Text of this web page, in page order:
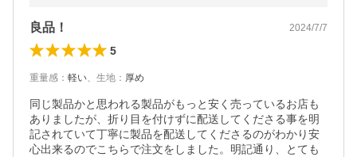
良品！ 2024/7/7
5
重量感 ： 軽い、 生地 ： 厚め
同じ製品かと思われる製品がもっと安く売っているお店も
ありましたが、折り目を付けずに配送してくださる事を明
記されていて丁寧に製品を配送してくださるのがわかり安
心出来るのでこちらで注文をしました。明記通り、とても